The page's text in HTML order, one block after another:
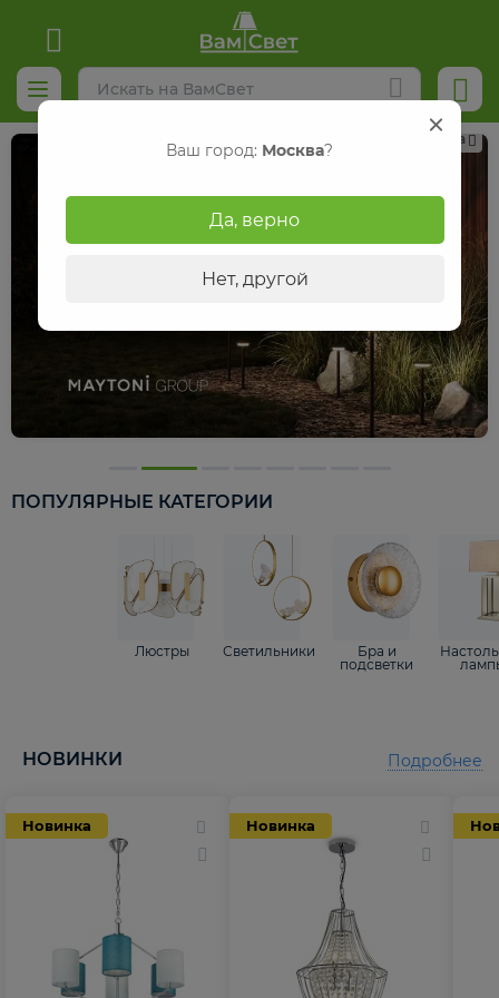
Реклама
ПОПУЛЯРНЫЕ КАТЕГОРИИ
Люстры Светильники
Бра и
подсветки
НОВИНКИ
Новинка Новинка
Подробнее
Ваш город: Москва?
Да, верно
Нет, другой